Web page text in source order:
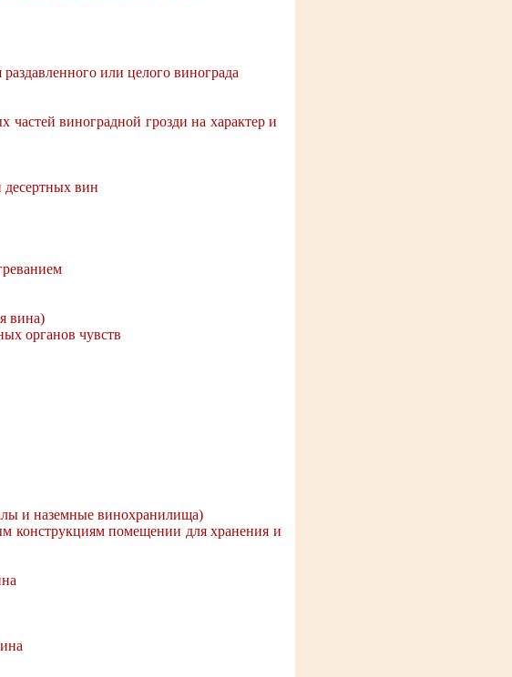
или целого винограда
частей виноградной грозди на характер и
десертных вин
вина)
органов чувств
и наземные винохранилища)
конструкциям помещении для хранения и